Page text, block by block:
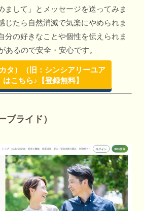
まして」とメッセージを送ってみま
じたら自然消滅で気楽にやめられま
分の好きなことや個性を伝えられま
あるので安全・安心です。
タ）（旧：シンシアリーユア
はこちら♪【登録無料】
ライド）